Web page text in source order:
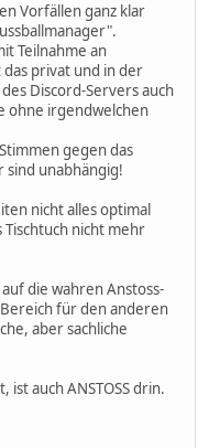
Vorfällen ganz klar
Teilnahme an
privat und in der
Discord-Servers auch
ohne irgendwelchen
gegen das
unabhängig!
nicht alles optimal
nicht mehr
die wahren Anstoss-
für den anderen
aber sachliche
ist auch ANSTOSS drin.